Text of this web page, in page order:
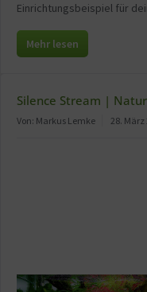
Einrichtungsbeispiel für
Mehr lesen
Silence Stream |
Von: Markus Lemke 28. März